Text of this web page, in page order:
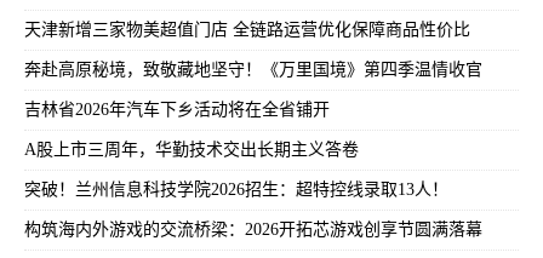
天津新增三家物美超值门店 全链路运营优化保障商品性价比
奔赴高原秘境，致敬藏地坚守！《万里国境》第四季温情收官
吉林省2026年汽车下乡活动将在全省铺开
A股上市三周年，华勤技术交出长期主义答卷
突破！兰州信息科技学院2026招生：超特控线录取13人！
构筑海内外游戏的交流桥梁：2026开拓芯游戏创享节圆满落幕